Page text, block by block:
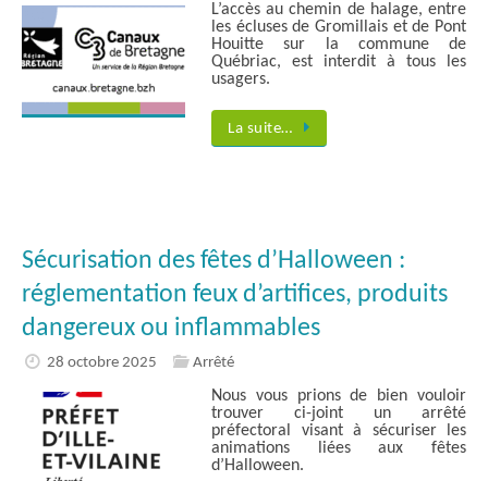
L’accès au chemin de halage, entre
les écluses de Gromillais et de Pont
Houitte sur la commune de
Québriac, est interdit à tous les
usagers.
La suite…
Sécurisation des fêtes d’Halloween :
réglementation feux d’artifices, produits
dangereux ou inflammables
28 octobre 2025 Arrêté
Nous vous prions de bien vouloir
trouver ci-joint un arrêté
préfectoral visant à sécuriser les
animations liées aux fêtes
d’Halloween.